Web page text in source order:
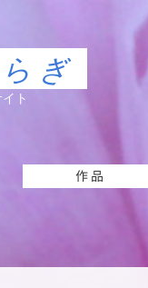
ぎ
ト
作品